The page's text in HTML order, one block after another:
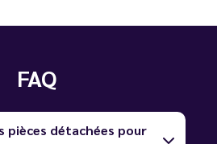
FAQ
pièces détachées pour